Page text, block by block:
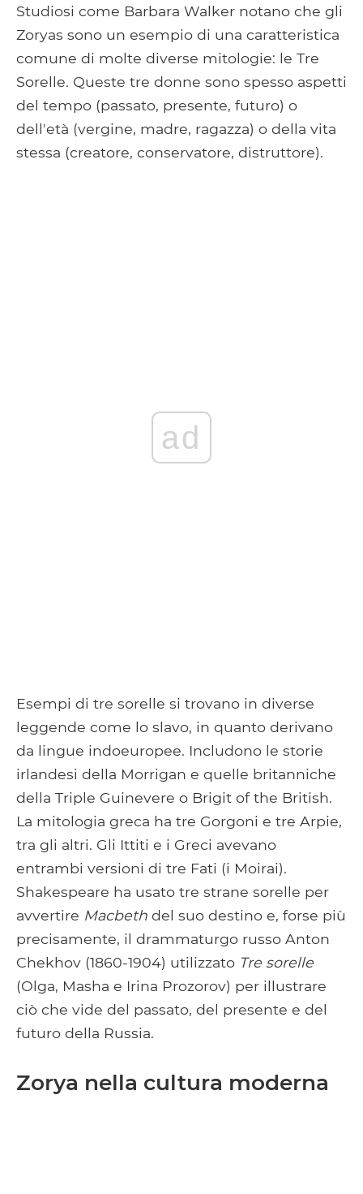
Studiosi come Barbara Walker notano che gli
Zoryas sono un esempio di una caratteristica
comune di molte diverse mitologie: le Tre
Sorelle. Queste tre donne sono spesso aspetti
del tempo (passato, presente, futuro) o
dell'età (vergine, madre, ragazza) o della vita
stessa (creatore, conservatore, distruttore).
ad
Esempi di tre sorelle si trovano in diverse
leggende come lo slavo, in quanto derivano
da lingue indoeuropee. Includono le storie
irlandesi della Morrigan e quelle britanniche
della Triple Guinevere o Brigit of the British.
La mitologia greca ha tre Gorgoni e tre Arpie,
tra gli altri. Gli Ittiti e i Greci avevano
entrambi versioni di tre Fati (i Moirai).
Shakespeare ha usato tre strane sorelle per
avvertire Macbeth del suo destino e, forse più
precisamente, il drammaturgo russo Anton
Chekhov (1860-1904) utilizzato Tre sorelle
(Olga, Masha e Irina Prozorov) per illustrare
ciò che vide del passato, del presente e del
futuro della Russia.
Zorya nella cultura moderna